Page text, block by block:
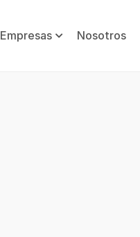
Empresas Nosotros